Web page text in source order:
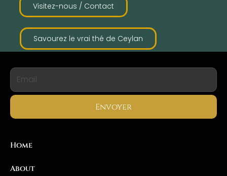
Visitez-nous / Contact
Savourez le vrai thé de Ceylan
Envoyer
Home
About